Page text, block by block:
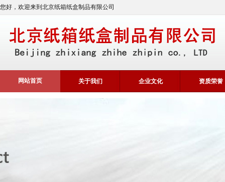
您好，欢迎来到北京纸箱纸盒制品有限公司
网站首页 关于我们 企业文化 资质荣誉